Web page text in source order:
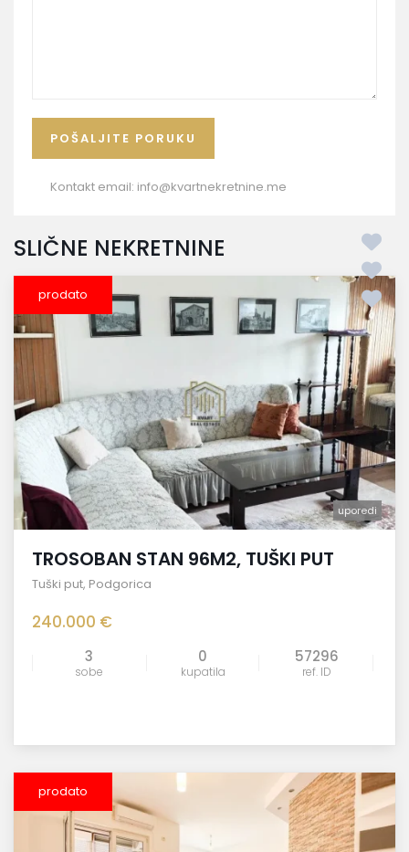
Kontakt email: info@kvartnekretnine.me
SLIČNE NEKRETNINE
prodato
uporedi
TROSOBAN STAN 96M2, TUŠKI PUT
Tuški put, Podgorica
240.000 €
3
sobe
0
kupatila
57296
ref. ID
prodato